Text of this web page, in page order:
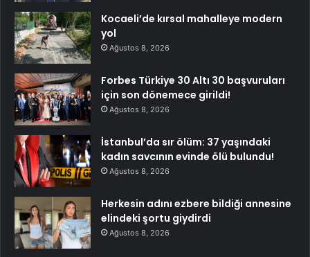
Kocaeli’de kırsal mahalleye modern
yol
Ağustos 8, 2026
Forbes Türkiye 30 Altı 30 başvuruları
için son dönemece girildi!
Ağustos 8, 2026
İstanbul’da sır ölüm: 37 yaşındaki
kadın savcının evinde ölü bulundu!
Ağustos 8, 2026
Herkesin adını ezbere bildiği annesine
elindeki şortu giydirdi
Ağustos 8, 2026